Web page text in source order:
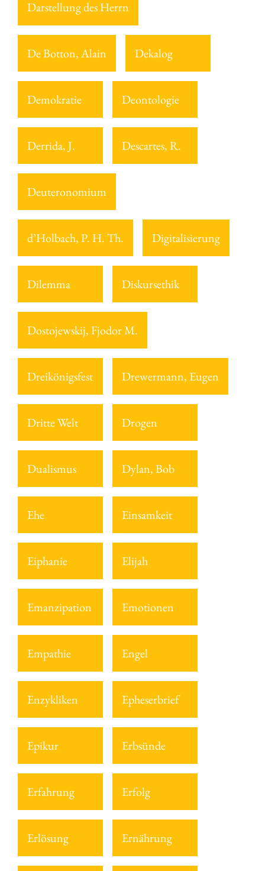
Darstellung des Herrn
De Botton, Alain Dekalog
Demokratie Deontologie
Derrida, J. Descartes, R.
Deuteronomium
d’Holbach, P. H. Th. Digitalisierung
Dilemma Diskursethik
Dostojewskij, Fjodor M.
Dreikönigsfest Drewermann, Eugen
Dritte Welt Drogen
Dualismus Dylan, Bob
Ehe Einsamkeit
Eiphanie Elijah
Emanzipation Emotionen
Empathie Engel
Enzykliken Epheserbrief
Epikur Erbsünde
Erfahrung Erfolg
Erlösung Ernährung